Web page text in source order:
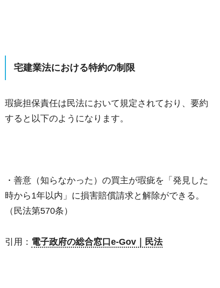
宅建業法における特約の制限
瑕疵担保責任は民法において規定されており、要約
すると以下のようになります。
・善意（知らなかった）の買主が瑕疵を「発見した
時から1年以内」に損害賠償請求と解除ができる。
（民法第570条）
引用： 電子政府の総合窓口e-Gov｜民法